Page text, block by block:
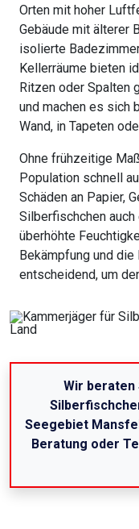
Orten mit hoher
Gebäude mit älterer
isolierte
Kellerräume bieten
Ritzen oder Spalten
und machen es sich
Wand, in Tapeten
Ohne frühzeitige
Population schnell
Schäden an Papier,
Silberfischchen
überhöhte
Bekämpfung und
entscheidend, um
Wir beraten
Seegebiet
Beratung oder